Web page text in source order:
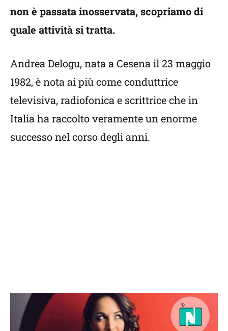
non è passata inosservata, scopriamo di
quale attività si tratta.
Andrea Delogu, nata a Cesena il 23 maggio
1982, è nota ai più come conduttrice
televisiva, radiofonica e scrittrice che in
Italia ha raccolto veramente un enorme
successo nel corso degli anni.